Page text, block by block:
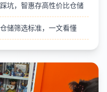
坑，智惠存高性价比仓储
储筛选标准，一文看懂